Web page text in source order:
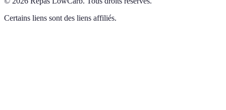
Certains liens sont des liens affiliés.